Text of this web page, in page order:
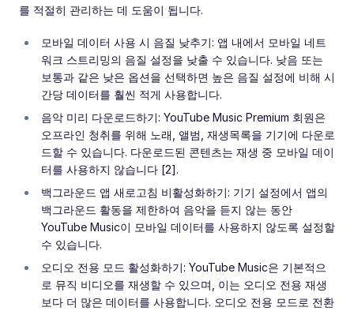
를 적절히 관리하는 데 도움이 됩니다.
모바일 데이터 사용 시 음질 낮추기: 앱 내에서 모바일 네트
워크 스트리밍의 음질 설정을 낮출 수 있습니다. 낮음 또는
보통과 같은 낮은 옵션을 선택하면 높은 음질 설정에 비해 시
간당 데이터를 훨씬 적게 사용합니다.
음악 미리 다운로드하기: YouTube Music Premium 회원은
오프라인 청취를 위해 노래, 앨범, 재생목록을 기기에 다운로
드할 수 있습니다. 다운로드된 콘텐츠는 재생 중 모바일 데이
터를 사용하지 않습니다 [2].
백그라운드 앱 새로고침 비활성화하기: 기기 설정에서 앱의
백그라운드 활동을 제한하여 음악을 듣지 않는 동안
YouTube Music이 모바일 데이터를 사용하지 않도록 설정할
수 있습니다.
오디오 전용 모드 활성화하기: YouTube Music은 기본적으
로 뮤직 비디오를 재생할 수 있으며, 이는 오디오 전용 재생
보다 더 많은 데이터를 사용합니다. 오디오 전용 모드로 전환